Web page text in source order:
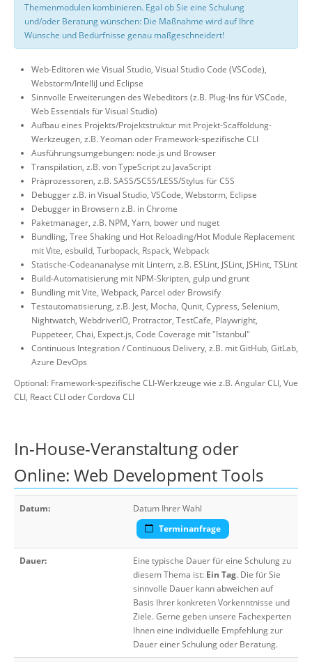
Themenmodulen kombinieren. Egal ob Sie eine Schulung
und/oder Beratung wünschen: Die Maßnahme wird auf Ihre
Wünsche und Bedürfnisse genau maßgeschneidert!
Web-Editoren wie Visual Studio, Visual Studio Code (VSCode),
Webstorm/IntelliJ und Eclipse
Sinnvolle Erweiterungen des Webeditors (z.B. Plug-Ins für VSCode,
Web Essentials für Visual Studio)
Aufbau eines Projekts/Projektstruktur mit Projekt-Scaffoldung-
Werkzeugen, z.B. Yeoman oder Framework-spezifische CLI
Ausführungsumgebungen: node.js und Browser
Transpilation, z.B. von TypeScript zu JavaScript
Präprozessoren, z.B. SASS/SCSS/LESS/Stylus für CSS
Debugger z.B. in Visual Studio, VSCode, Webstorm, Eclipse
Debugger in Browsern z.B. in Chrome
Paketmanager, z.B. NPM, Yarn, bower und nuget
Bundling, Tree Shaking und Hot Reloading/Hot Module Replacement
mit Vite, esbuild, Turbopack, Rspack, Webpack
Statische-Codeananalyse mit Lintern, z.B. ESLint, JSLint, JSHint, TSLint
Build-Automatisierung mit NPM-Skripten, gulp und grunt
Bundling mit Vite, Webpack, Parcel oder Browsify
Testautomatisierung, z.B. Jest, Mocha, Qunit, Cypress, Selenium,
Nightwatch, WebdriverIO, Protractor, TestCafe, Playwright,
Puppeteer, Chai, Expect.js, Code Coverage mit "Istanbul"
Continuous Integration / Continuous Delivery, z.B. mit GitHub, GitLab,
Azure DevOps
Optional: Framework-spezifische CLI-Werkzeuge wie z.B. Angular CLI, Vue
CLI, React CLI oder Cordova CLI
In-House-Veranstaltung oder
Online: Web Development Tools
Datum:
Datum Ihrer Wahl
Terminanfrage
Dauer:
Eine typische Dauer für eine Schulung zu
diesem Thema ist: Ein Tag. Die für Sie
sinnvolle Dauer kann abweichen auf
Basis Ihrer konkreten Vorkenntnisse und
Ziele. Gerne geben unsere Fachexperten
Ihnen eine individuelle Empfehlung zur
Dauer einer Schulung oder Beratung.